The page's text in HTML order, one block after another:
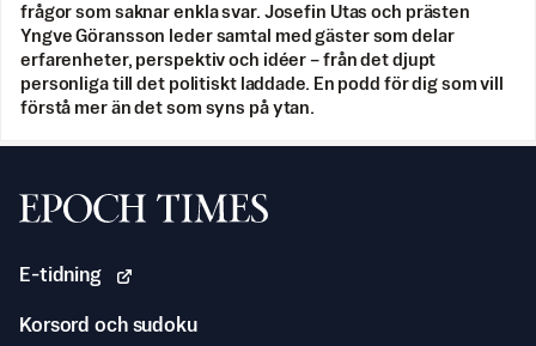
frågor som saknar enkla svar. Josefin Utas och prästen
Yngve Göransson leder samtal med gäster som delar
erfarenheter, perspektiv och idéer – från det djupt
personliga till det politiskt laddade. En podd för dig som vill
förstå mer än det som syns på ytan.
Svenska Epoch Times
E-tidning
Korsord och sudoku